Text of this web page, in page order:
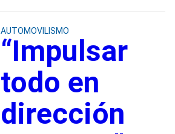
AUTOMOVILISMO
“Impulsar
todo en
dirección